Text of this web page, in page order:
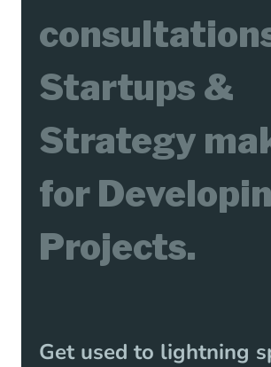
Startups &
Strategy
for
Projects.
Get used to lightning